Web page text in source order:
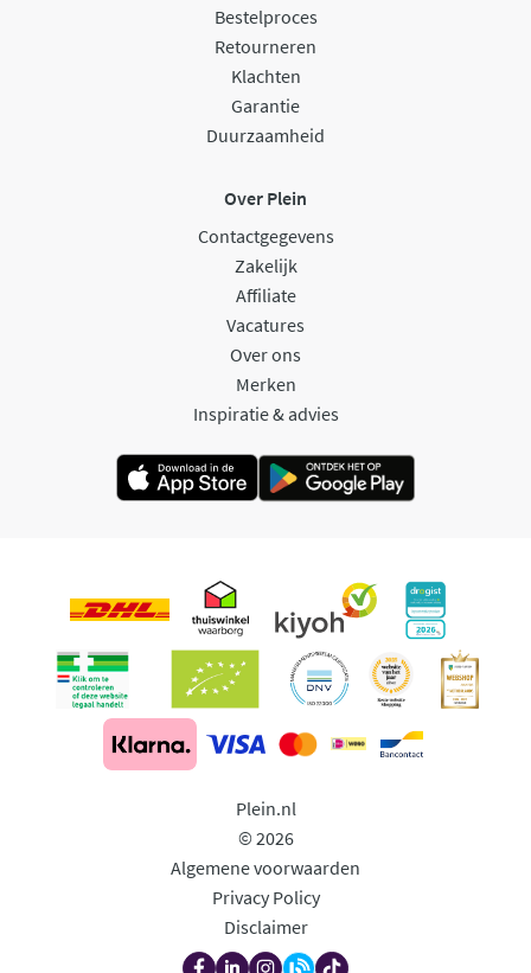
Bestelproces
Retourneren
Klachten
Garantie
Duurzaamheid
Over Plein
Contactgegevens
Zakelijk
Affiliate
Vacatures
Over ons
Merken
Inspiratie & advies
Plein.nl
© 2026
Algemene voorwaarden
Privacy Policy
Disclaimer